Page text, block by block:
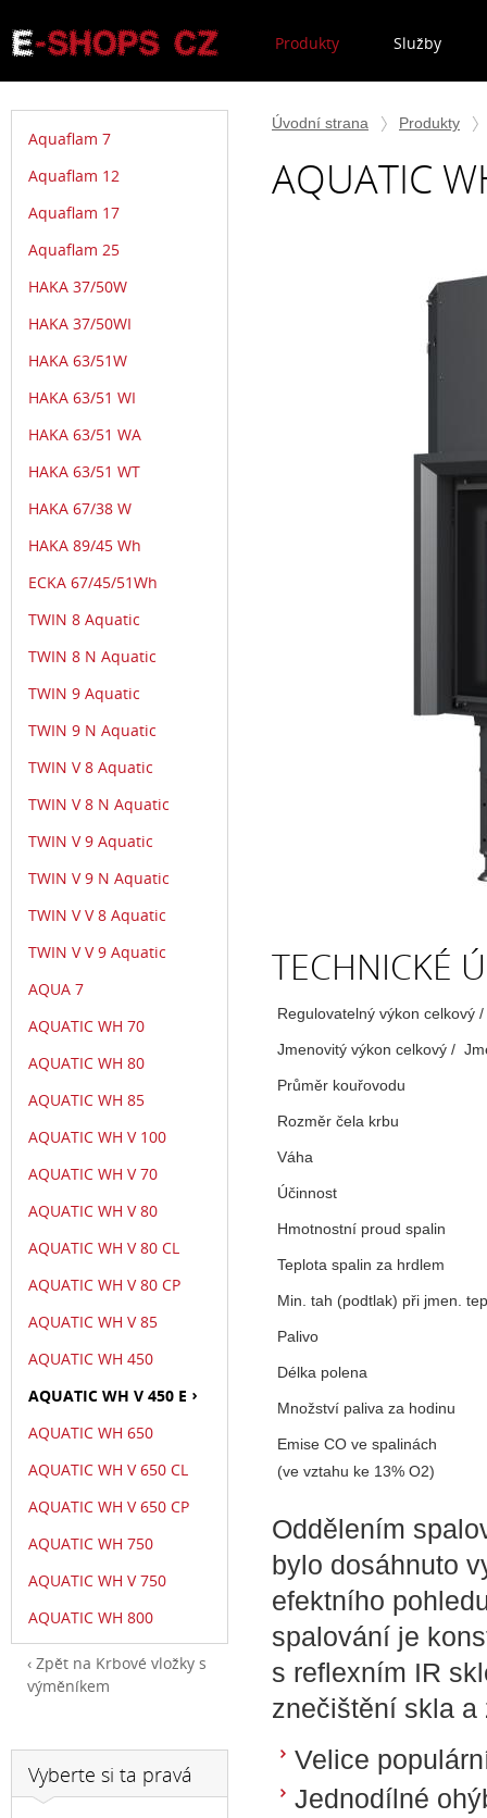
Produkty Služby
Úvodní strana Produkty
AQUATIC
TECHNICKÉ
Regulovatelný výkon celkový
Jmenovitý výkon celkový /
Průměr kouřovodu
Rozměr čela krbu
Váha
Účinnost
Hmotnostní proud spalin
Teplota spalin za hrdlem
Min. tah (podtlak) při jmen.
Palivo
Délka polena
Množství paliva za hodinu
Emise CO ve spalinách
(ve vztahu ke 13% O2)
Oddělením
bylo dosáhnuto
efektního
spalování je
s reflexním IR
znečištění skla a
Velice
Jednodílné
Aquaflam 7
Aquaflam 12
Aquaflam 17
Aquaflam 25
HAKA 37/50W
HAKA 37/50WI
HAKA 63/51W
HAKA 63/51 WI
HAKA 63/51 WA
HAKA 63/51 WT
HAKA 67/38 W
HAKA 89/45 Wh
ECKA 67/45/51Wh
TWIN 8 Aquatic
TWIN 8 N Aquatic
TWIN 9 Aquatic
TWIN 9 N Aquatic
TWIN V 8 Aquatic
TWIN V 8 N Aquatic
TWIN V 9 Aquatic
TWIN V 9 N Aquatic
TWIN V V 8 Aquatic
TWIN V V 9 Aquatic
AQUA 7
AQUATIC WH 70
AQUATIC WH 80
AQUATIC WH 85
AQUATIC WH V 100
AQUATIC WH V 70
AQUATIC WH V 80
AQUATIC WH V 80 CL
AQUATIC WH V 80 CP
AQUATIC WH V 85
AQUATIC WH 450
AQUATIC WH V 450 E
AQUATIC WH 650
AQUATIC WH V 650 CL
AQUATIC WH V 650 CP
AQUATIC WH 750
AQUATIC WH V 750
AQUATIC WH 800
Zpět na Krbové vložky s
výměníkem
Vyberte si ta pravá